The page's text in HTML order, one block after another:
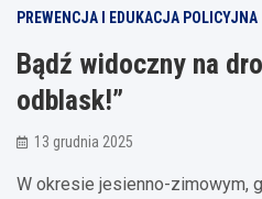
PREWENCJA I EDUKACJA POLICYJNA
Bądź widoczny na
odblask!”
13 grudnia 2025
W okresie jesienno-zimowym,